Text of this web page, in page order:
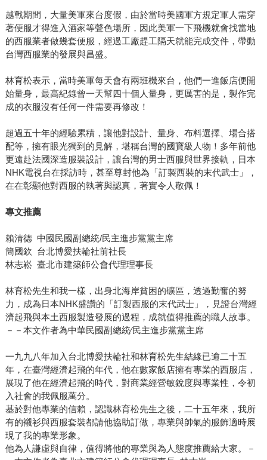
越戰期間，大量美軍來台度假，由於當時美國軍方規定軍人需穿
著便服才得進入酒家等聲色場所，因此美軍一下飛機就會找當地
的西服業者做幾套便服，經過工廠趕工隔天就能完成交件，帶動
台灣西服業的發展與昌盛。
林育松表示，當時美軍每天會有兩班機來台，他們一進飯店便開
始量身，最高紀錄曾一天幫四十個人量身，更厲害的是，製作完
成的衣服沒有任何一件需要再修改！
超過五十年的經驗累積，讓他對設計、量身、布料選擇、場合搭
配等，擁有眼光獨到的見解，堪稱台灣的國寶級人物！多年前他
更遠赴法國深造服裝設計，讓台灣的男士西服與世界接軌，日本
NHK電視台在採訪時，甚至尊封他為「訂製西裝的末代武士」，
在在彰顯他對西服的執著與認真，著實令人敬佩！
專文推薦
賴清德 中國民國副總統/民主進步黨黨主席
簡國欽 台北博愛扶輪社前社長
林志崧 臺北市建築師公會代理理事長
林育松先生和我一樣，出身北海岸貧困的礦區，透過勤奮的努
力，成為日本NHK盛讚的「訂製西服的末代武士」，見證台灣經
濟起飛與本土西服製造發展的過程，成就值得推薦的職人故事。
－－本文作者為中華民國副總統∕民主進步黨黨主席
一九九八年加入台北博愛扶輪社和林育松先生結緣已逾二十五
年，在臺灣經濟起飛的年代，他在數家飯店擁有專業的西服店，
展現了他在經濟起飛的時代，對商業經營敏銳度與專業性，令初
入社會的我佩服萬分。
基於對他專業的信賴，認識林育松先生之後，二十五年來，我所
有的襯衫與西服套裝都請他協助訂做，專業與帥氣的服飾適時展
現了我的專業形象。
他為人謙虛與自律，值得將他的專業與為人態度推薦給大家。－